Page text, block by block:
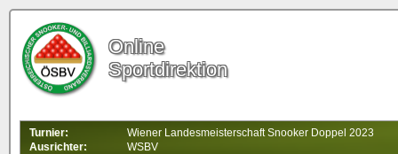
Online
Sportdirektion
Turnier:
Wiener Landesmeisterschaft Snooker Doppel 2023
Ausrichter:
WSBV